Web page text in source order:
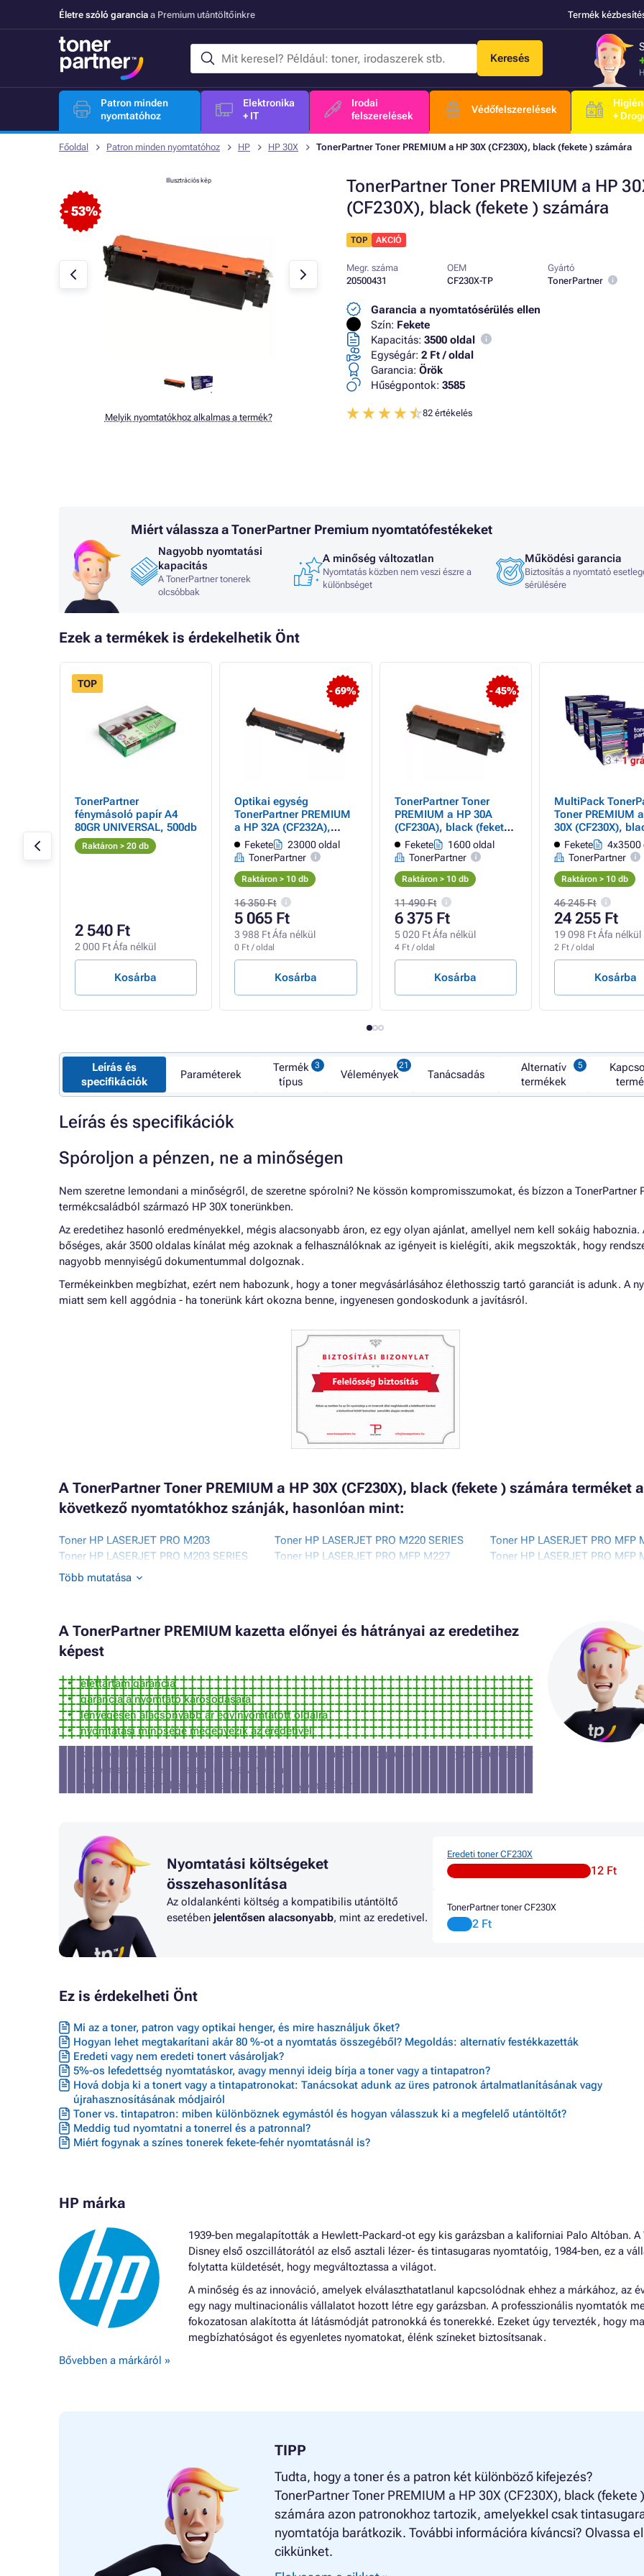
Életre szóló garancia a Premium utántöltőinkre Termék
Keresés
Patron minden
nyomtatóhoz
Elektronika
+ IT
Irodai
felszerelések
Védőfelszerelések
+
Főoldal Patron minden nyomtatóhoz HP HP 30X TonerPartner Toner PREMIUM a HP 30X (CF230X), black (fekete ) számára
TonerPartner Toner PREMIUM a HP
(CF230X), black (fekete ) számára
- 53%
Illusztrációs kép
Melyik nyomtatókhoz alkalmas a termék?
TOP AKCIÓ
Megr. száma
20500431
OEM
CF230X-TP
Gyártó
TonerPartner
Garancia a nyomtatósérülés ellen
Szín: Fekete
Kapacitás: 3500 oldal
Egységár: 2 Ft / oldal
Garancia: Örök
Hűségpontok: 3585
82 értékelés
Miért válassza a TonerPartner Premium nyomtatófestékeket
Nagyobb nyomtatási
kapacitás
A TonerPartner tonerek
olcsóbbak
A minőség változatlan
Nyomtatás közben nem veszi észre a
különbséget
Működési garancia
Biztosítás a nyomtató
sérülésére
Ezek a termékek is érdekelhetik Önt
TOP
TonerPartner
fénymásoló papír A4
80GR UNIVERSAL, 500db
Raktáron > 20 db
2 540 Ft
2 000 Ft Áfa nélkül
Kosárba
- 69%
Optikai egység
TonerPartner PREMIUM
a HP 32A (CF232A),
black (fekete) számára
Fekete
23000 oldal
TonerPartner
Raktáron > 10 db
16 350 Ft
5 065 Ft
3 988 Ft Áfa nélkül
0 Ft / oldal
Kosárba
- 45%
TonerPartner Toner
PREMIUM a HP 30A
(CF230A), black (fekete )
számára
Fekete
1600 oldal
TonerPartner
Raktáron > 10 db
11 490 Ft
6 375 Ft
5 020 Ft Áfa nélkül
4 Ft / oldal
Kosárba
MultiPack
Toner PREMIUM
30X (CF230X),
(fekete ) számára
GRÁTISZ
Fekete
4x3500
TonerPartner
Raktáron > 10 db
46 245 Ft
24 255 Ft
19 098 Ft Áfa nélkül
2 Ft / oldal
Kosárba
Leírás és
specifikációk
Paraméterek
Termék
típus
Vélemények Tanácsadás
Alternatív
termékek
Leírás és specifikációk
Spóroljon a pénzen, ne a minőségen
Nem szeretne lemondani a minőségről, de szeretne spórolni? Ne kössön kompromisszumokat, és bízzon a TonerPartner
termékcsaládból származó HP 30X tonerünkben.
Az eredetihez hasonló eredményekkel, mégis alacsonyabb áron, ez egy olyan ajánlat, amellyel nem kell sokáig haboznia.
bőséges, akár 3500 oldalas kínálat még azoknak a felhasználóknak az igényeit is kielégíti, akik megszokták, hogy
nagyobb mennyiségű dokumentummal dolgoznak.
Termékeinkben megbízhat, ezért nem habozunk, hogy a toner megvásárlásához élethosszig tartó garanciát is adunk. A
miatt sem kell aggódnia - ha tonerünk kárt okozna benne, ingyenesen gondoskodunk a javításról.
A TonerPartner Toner PREMIUM a HP 30X (CF230X), black (fekete ) számára terméket a
következő nyomtatókhoz szánják, hasonlóan mint:
Toner HP LASERJET PRO M203
Toner HP LASERJET PRO M203 SERIES
Toner HP LASERJET PRO M203DN
Toner HP LASERJET PRO M220 SERIES
Toner HP LASERJET PRO MFP M227
Toner HP LASERJET PRO MFP
Toner HP LASERJET PRO MFP
Több mutatása
A TonerPartner PREMIUM kazetta előnyei és hátrányai az eredetihez
képest
élettartam garancia
garancia a nyomtató károsodására
lényegesen alacsonyabb ár egy nyomtatott oldalra
nyomtatási minősége megegyezik az eredetivel
körülbelül 3% a valószínűsége annak, hogy a nyomtató nem fogadja el ezt a nyomtatófestéket
(ebben az esetben visszatérítjük a vételárat)
nem alkalmas fényképek és reklámanyagok nyomtatására
Nyomtatási költségeket
összehasonlítása
Az oldalankénti költség a kompatibilis utántöltő
esetében jelentősen alacsonyabb, mint az eredetivel.
Eredeti toner CF230X
12 Ft
TonerPartner toner CF230X
2 Ft
Ez is érdekelheti Önt
Mi az a toner, patron vagy optikai henger, és mire használjuk őket?
Hogyan lehet megtakarítani akár 80 %-ot a nyomtatás összegéből? Megoldás: alternatív festékkazetták
Eredeti vagy nem eredeti tonert vásároljak?
5%-os lefedettség nyomtatáskor, avagy mennyi ideig bírja a toner vagy a tintapatron?
Hová dobja ki a tonert vagy a tintapatronokat: Tanácsokat adunk az üres patronok ártalmatlanításának vagy
újrahasznosításának módjairól
Toner vs. tintapatron: miben különböznek egymástól és hogyan válasszuk ki a megfelelő utántöltőt?
Meddig tud nyomtatni a tonerrel és a patronnal?
Miért fogynak a színes tonerek fekete-fehér nyomtatásnál is?
HP márka
1939-ben megalapították a Hewlett-Packard-ot egy kis garázsban a kaliforniai Palo Altóban. A
Disney első oszcillátorától az első asztali lézer- és tintasugaras nyomtatóig, 1984-ben, ez a
folytatta küldetését, hogy megváltoztassa a világot.
A minőség és az innováció, amelyek elválaszthatatlanul kapcsolódnak ehhez a márkához, az
egy nagy multinacionális vállalatot hozott létre egy garázsban. A professzionális nyomtatók
fokozatosan alakította át látásmódját patronokká és tonerekké. Ezeket úgy tervezték, hogy
megbízhatóságot és egyenletes nyomatokat, élénk színeket biztosítsanak.
Bővebben a márkáról »
TIPP
Tudta, hogy a toner és a patron két különböző kifejezés?
TonerPartner Toner PREMIUM a HP 30X (CF230X), black (fekete )
számára azon patronokhoz tartozik, amelyekkel csak
nyomtatója barátkozik. További információra kíváncsi? Olvassa el
cikkünket.